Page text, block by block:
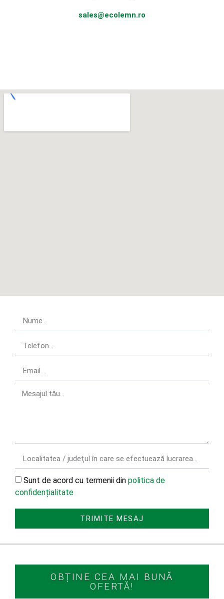
sales@ecolemn.ro
Sunt de acord cu termenii din politica de
confidențialitate
TRIMITE MESAJ
OBȚINE CEA MAI BUNĂ
OFERTĂ!